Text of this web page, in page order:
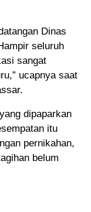
Dinas
seluruh
sangat
ucapnya saat
dipaparkan
itu
pernikahan,
belum